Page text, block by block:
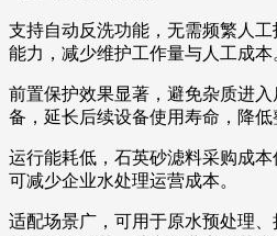
支持自动反洗功能，无需频繁人
能力，减少维护工作量与人工成本
前置保护效果显著，避免杂质进
备，延长后续设备使用寿命，降低
运行能耗低，石英砂滤料采购成
可减少企业水处理运营成本。
适配场景广，可用于原水预处理